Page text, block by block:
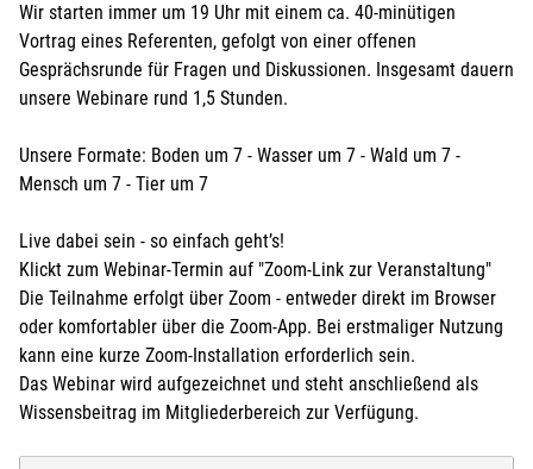
Wir starten immer um 19 Uhr mit einem ca. 40-minütigen
Vortrag eines Referenten, gefolgt von einer offenen
Gesprächsrunde für Fragen und Diskussionen. Insgesamt dauern
unsere Webinare rund 1,5 Stunden.
Unsere Formate: Boden um 7 - Wasser um 7 - Wald um 7 -
Mensch um 7 - Tier um 7
Live dabei sein - so einfach geht’s!
Klickt zum Webinar-Termin auf "Zoom-Link zur Veranstaltung"
Die Teilnahme erfolgt über Zoom - entweder direkt im Browser
oder komfortabler über die Zoom-App. Bei erstmaliger Nutzung
kann eine kurze Zoom-Installation erforderlich sein.
Das Webinar wird aufgezeichnet und steht anschließend als
Wissensbeitrag im Mitgliederbereich zur Verfügung.